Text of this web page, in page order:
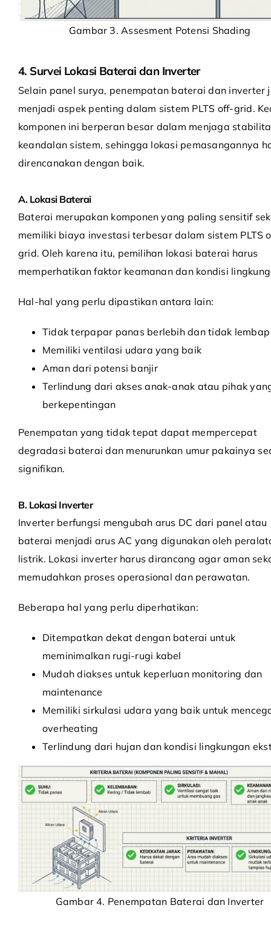
Gambar 3. Assesment Potensi Shading
4. Survei Lokasi Baterai dan Inverter
Selain panel surya, penempatan baterai dan inverter
menjadi aspek penting dalam sistem PLTS off-grid.
komponen ini berperan besar dalam menjaga
keandalan sistem, sehingga lokasi pemasangannya
direncanakan dengan baik.
A. Lokasi Baterai
Baterai merupakan komponen yang paling sensitif
memiliki biaya investasi terbesar dalam sistem PLTS
grid. Oleh karena itu, pemilihan lokasi baterai harus
memperhatikan faktor keamanan dan kondisi
Hal-hal yang perlu dipastikan antara lain:
Tidak terpapar panas berlebih dan tidak lembap
Memiliki ventilasi udara yang baik
Aman dari potensi banjir
Terlindung dari akses anak-anak atau pihak
berkepentingan
Penempatan yang tidak tepat dapat mempercepat
degradasi baterai dan menurunkan umur pakainya
signifikan.
B. Lokasi Inverter
Inverter berfungsi mengubah arus DC dari panel atau
baterai menjadi arus AC yang digunakan oleh
listrik. Lokasi inverter harus dirancang agar aman
memudahkan proses operasional dan perawatan.
Beberapa hal yang perlu diperhatikan:
Ditempatkan dekat dengan baterai untuk
meminimalkan rugi-rugi kabel
Mudah diakses untuk keperluan monitoring dan
maintenance
Memiliki sirkulasi udara yang baik untuk
overheating
Terlindung dari hujan dan kondisi lingkungan
Gambar 4. Penempatan Baterai dan Inverter